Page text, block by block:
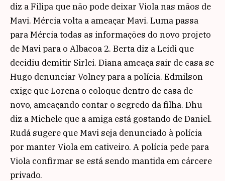
diz a Filipa que não pode deixar Viola nas mãos de
Mavi. Mércia volta a ameaçar Mavi. Luma passa
para Mércia todas as informações do novo projeto
de Mavi para o Albacoa 2. Berta diz a Leidi que
decidiu demitir Sirlei. Diana ameaça sair de casa se
Hugo denunciar Volney para a polícia. Edmilson
exige que Lorena o coloque dentro de casa de
novo, ameaçando contar o segredo da filha. Dhu
diz a Michele que a amiga está gostando de Daniel.
Rudá sugere que Mavi seja denunciado à polícia
por manter Viola em cativeiro. A polícia pede para
Viola confirmar se está sendo mantida em cárcere
privado.